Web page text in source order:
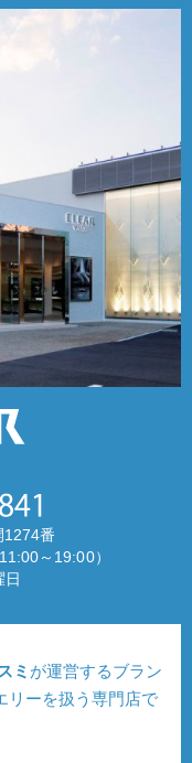
1274番
～19:00）
日
ミ が運営するブラン
リーを扱う専門店で